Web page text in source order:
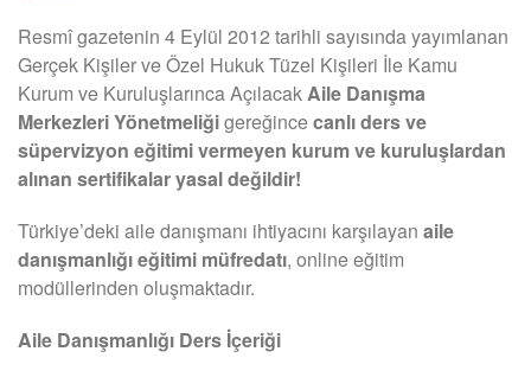
Resmî gazetenin 4 Eylül 2012 tarihli sayısında yayımlanan
Gerçek Kişiler ve Özel Hukuk Tüzel Kişileri İle Kamu
Kurum ve Kuruluşlarınca AçılacakAile Danışma
Merkezleri Yönetmeliğigereğincecanlı ders ve
süpervizyon eğitimi vermeyen kurum ve kuruluşlardan
alınan sertifikalar yasal değildir!
Türkiye’deki aile danışmanı ihtiyacını karşılayan aile
danışmanlığı eğitimi müfredatı, online eğitim
modüllerinden oluşmaktadır.
Aile Danışmanlığı Ders İçeriği